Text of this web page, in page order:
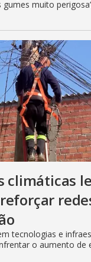
gumes muito
climáticas
tecnologias e
o aumento de